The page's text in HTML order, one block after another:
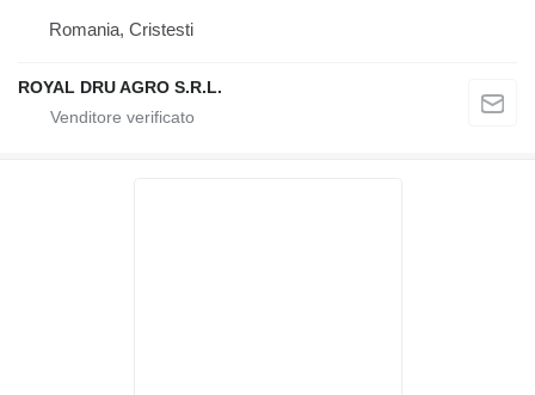
Romania, Cristesti
ROYAL DRU AGRO S.R.L.